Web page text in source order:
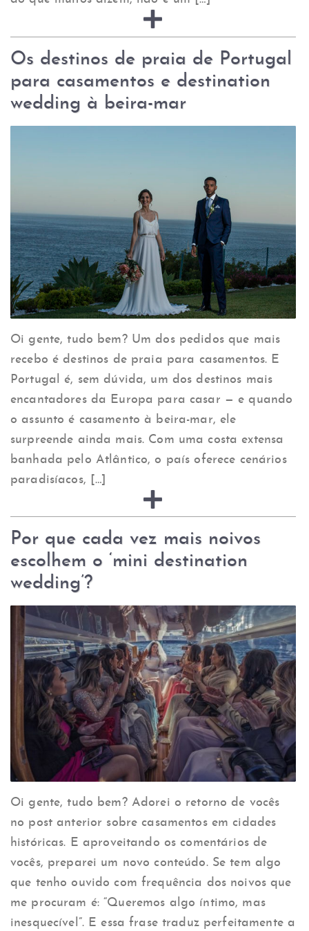
Os destinos de praia de Portugal
para casamentos e destination
wedding à beira-mar
Oi gente, tudo bem? Um dos pedidos que mais
recebo é destinos de praia para casamentos. E
Portugal é, sem dúvida, um dos destinos mais
encantadores da Europa para casar — e quando
o assunto é casamento à beira-mar, ele
surpreende ainda mais. Com uma costa extensa
banhada pelo Atlântico, o país oferece cenários
paradisíacos, […]
Por que cada vez mais noivos
escolhem o ‘mini destination
wedding’?
Oi gente, tudo bem? Adorei o retorno de vocês
no post anterior sobre casamentos em cidades
históricas. E aproveitando os comentários de
vocês, preparei um novo conteúdo. Se tem algo
que tenho ouvido com frequência dos noivos que
me procuram é: “Queremos algo íntimo, mas
inesquecível”. E essa frase traduz perfeitamente a